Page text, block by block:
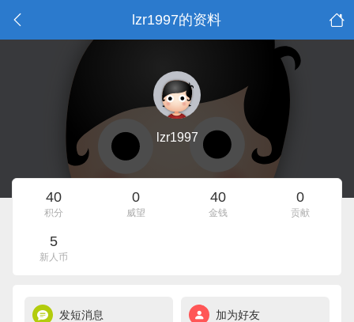
lzr1997的资料
lzr1997
40
积分
0
威望
40
金钱
0
贡献
5
新人币
发短消息 加为好友